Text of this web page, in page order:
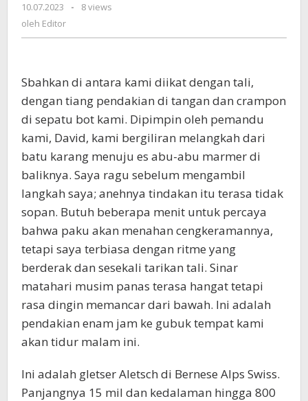
liburan
Swiss
|
KoranPrioritas.com
10.07.2023
oleh
-
8 views
oleh Editor
Sbahkan di antara kami diikat dengan tali,
dengan tiang pendakian di tangan dan crampon
di sepatu bot kami. Dipimpin oleh pemandu
kami, David, kami bergiliran melangkah dari
batu karang menuju es abu-abu marmer di
baliknya. Saya ragu sebelum mengambil
langkah saya; anehnya tindakan itu terasa tidak
sopan. Butuh beberapa menit untuk percaya
bahwa paku akan menahan cengkeramannya,
tetapi saya terbiasa dengan ritme yang
berderak dan sesekali tarikan tali. Sinar
matahari musim panas terasa hangat tetapi
rasa dingin memancar dari bawah. Ini adalah
pendakian enam jam ke gubuk tempat kami
akan tidur malam ini.
Ini adalah gletser Aletsch di Bernese Alps Swiss.
Panjangnya 15 mil dan kedalaman hingga 800